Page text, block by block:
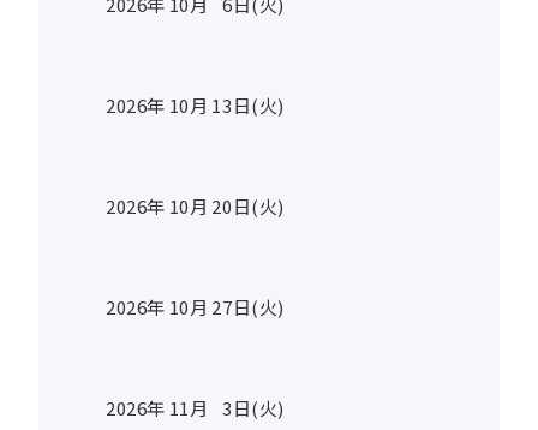
2026年 10月 13日(火)
2026年 10月 20日(火)
2026年 10月 27日(火)
2026年 11月 3日(火)